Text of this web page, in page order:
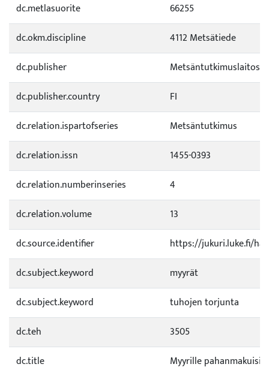
dc.metlasuorite
66255
dc.okm.discipline
4112 Metsätiede
dc.publisher
Metsäntutkimuslaitos
dc.publisher.country
FI
dc.relation.ispartofseries
Metsäntutkimus
dc.relation.issn
1455-0393
dc.relation.numberinseries
4
dc.relation.volume
13
dc.source.identifier
https://jukuri.luke.fi/
dc.subject.keyword
myyrät
dc.subject.keyword
tuhojen torjunta
dc.teh
3505
dc.title
Myyrille